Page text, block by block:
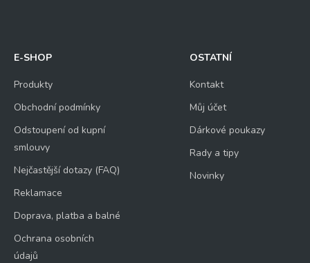
E-SHOP
Produkty
Obchodní podmínky
Odstoupení od kupní
smlouvy
Nejčastější dotazy (FAQ)
Reklamace
Doprava, platba a balné
Ochrana osobních
údajů
OSTATNÍ
Kontakt
Můj účet
Dárkové poukazy
Rady a tipy
Novinky